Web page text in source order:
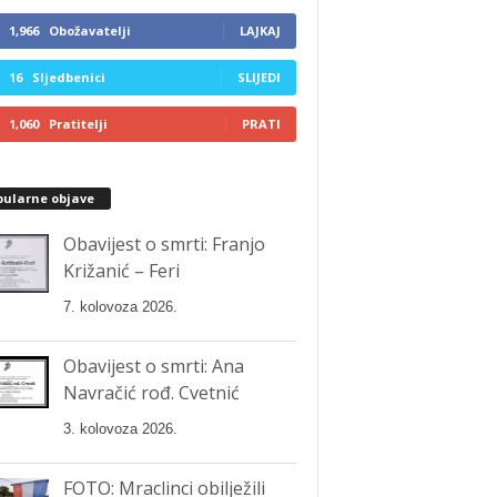
1,966 Obožavatelji LAJKAJ
16 Sljedbenici SLIJEDI
1,060 Pratitelji PRATI
objave
Obavijest o smrti: Franjo
Križanić – Feri
7. kolovoza 2026.
Obavijest o smrti: Ana
Navračić rođ. Cvetnić
3. kolovoza 2026.
FOTO: Mraclinci obilježili